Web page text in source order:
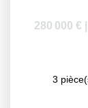
280 000 €
3